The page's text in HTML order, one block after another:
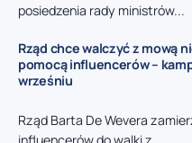
posiedzenia rady ministrów...
Rząd chce walczyć z mową
pomocą influencerów –
wrześniu
Rząd Barta De Wevera